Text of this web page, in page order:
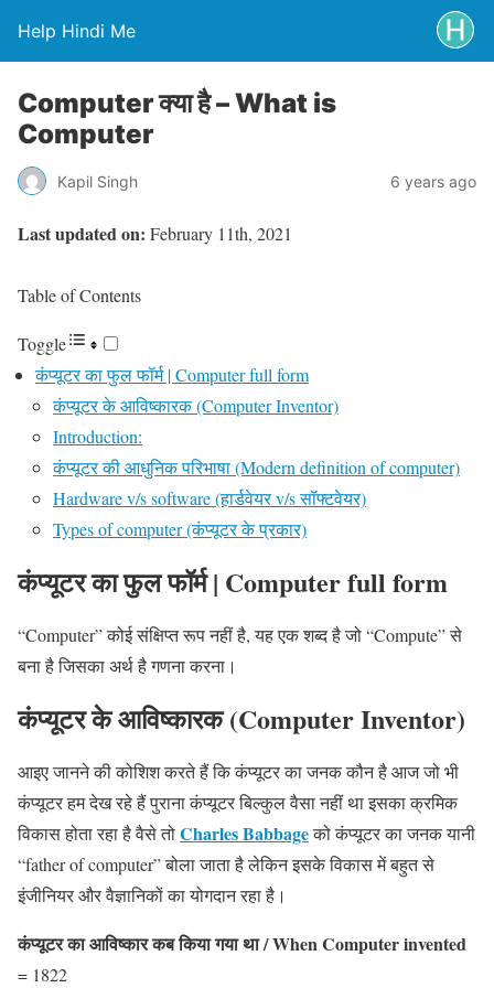
Help Hindi Me
Computer क्या है – What is
Computer
Kapil Singh 6 years ago
Last updated on: February 11th, 2021
Table of Contents
Toggle
कंप्यूटर का फुल फॉर्म | Computer full form
कंप्यूटर के आविष्कारक (Computer Inventor)
Introduction:
कंप्यूटर की आधुनिक परिभाषा (Modern definition of computer)
Hardware v/s software (हार्डवेयर v/s सॉफ्टवेयर)
Types of computer (कंप्यूटर के प्रकार)
कंप्यूटर का फुल फॉर्म | Computer full form
“Computer” कोई संक्षिप्त रूप नहीं है, यह एक शब्द है जो “Compute” से
बना है जिसका अर्थ है गणना करना।
कंप्यूटर के आविष्कारक (Computer Inventor)
आइए जानने की कोशिश करते हैं कि कंप्यूटर का जनक कौन है आज जो भी
कंप्यूटर हम देख रहे हैं पुराना कंप्यूटर बिल्कुल वैसा नहीं था इसका क्रमिक
विकास होता रहा है वैसे तोCharles Babbageको कंप्यूटर का जनक यानी
“father of computer” बोला जाता है लेकिन इसके विकास में बहुत से
इंजीनियर और वैज्ञानिकों का योगदान रहा है।
कंप्यूटर का आविष्कार कब किया गया था / When Computer invented
= 1822